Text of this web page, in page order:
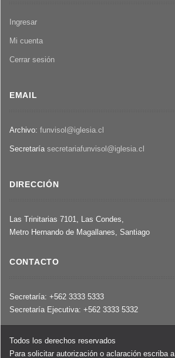
Ingresar
Mi cuenta
Cerrar sesión
EMAIL
Archivo: funvisol@iglesia.cl
Secretaría secretariafunvisol@iglesia.cl
DIRECCIÓN
Las Trinitarias 7101, Las Condes,
Metro Hernando de Magallanes, Santiago
CONTACTO
Secretaría: +562 3333 5333
Secretaría Ejecutiva: +562 3333 5332
Todos los derechos reservados
Para solicitar autorización o aclaración escriba a